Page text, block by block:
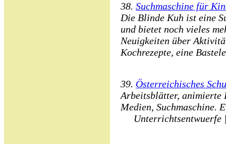
38. Suchmaschine für
Die Blinde Kuh ist eine
und bietet noch vieles
Neuigkeiten über
Kochrezepte, eine
39. Österreichisches
Arbeitsblätter, animierte
Medien, Suchmaschine.